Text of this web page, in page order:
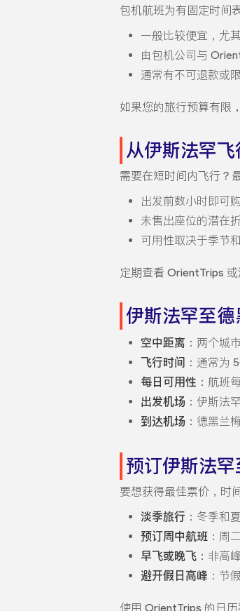
包机航班为有固定时间
一般比较便宜，尤
由包机公司与
通常有不可退款或
如果您的旅行预算有限
从伊斯法罕
需要在短时间内飞行？
出发前数小时即可购
未售出座位的潜在折
可用性取决于季节和
定期查看 OrientTrips
伊斯法罕至
空中距离 ：两个城
飞行时间 ：通常为
每日可用性 ：航班
出发机场 ：伊斯法
到达机场 ：德黑兰
预订伊斯法
要想获得最佳票价，时
淡季旅行 ：冬季和
预订周中航班 ：周
早飞或晚飞 ：非高
避开假日高峰 ：节
使用 OrientTrips 的日